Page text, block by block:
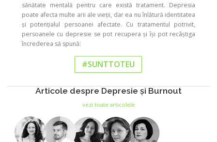
sănătate mentală pentru care există tratament. Depresia
poate afecta multe arii ale vieții, dar ea nu înlătură identitatea
și potențialul persoanei afectate. Cu tratamentul potrivit,
persoanele cu depresie se pot recupera și își pot recâștiga
încrederea să spună:
#SUNTTOTEU
Articole despre Depresie și Burnout
vezi toate articolele